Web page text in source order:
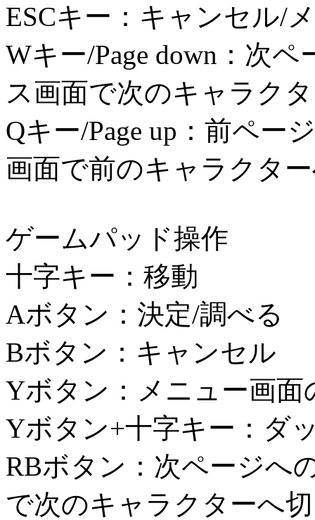
ESCキー：キャンセル/
Wキー/Page down：次
ス画面で次のキャラク
Qキー/Page up：前ペー
画面で前のキャラクタ
ゲームパッド操作
十字キー：移動
Aボタン：決定/調べる
Bボタン：キャンセル
Yボタン：メニュー画面
Yボタン+十字キー：ダ
RBボタン：次ページへ
で次のキャラクターへ